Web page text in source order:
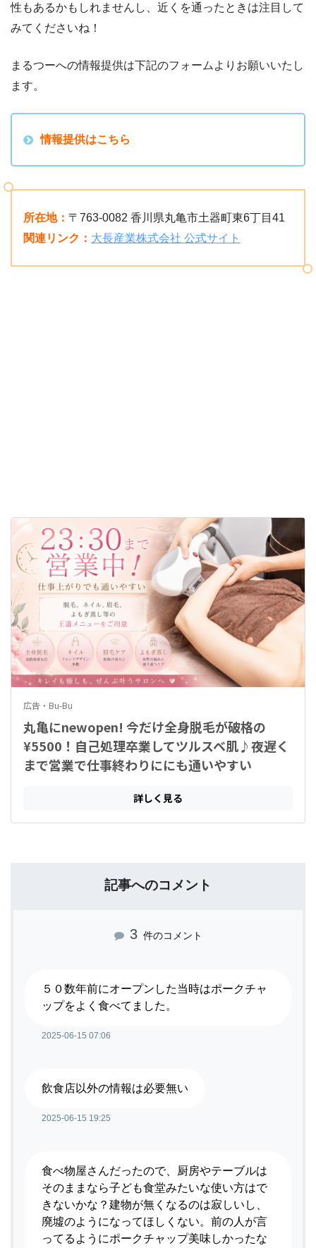
性もあるかもしれませんし、近くを通ったときは注目して
みてくださいね！
まるつーへの情報提供は下記のフォームよりお願いいたし
ます。
情報提供はこちら
所在地： 〒763-0082 香川県丸亀市土器町東6丁目41
関連リンク： 大長産業株式会社 公式サイト
記事へのコメント
3 件のコメント
５０数年前にオープンした当時はポークチャ
ップをよく食べてました。
2025-06-15 07:06
飲食店以外の情報は必要無い
2025-06-15 19:25
食べ物屋さんだったので、厨房やテーブルは
そのままなら子ども食堂みたいな使い方はで
きないかな？建物が無くなるのは寂しいし、
廃墟のようになってほしくない。前の人が言
ってるようにポークチャップ美味しかったな